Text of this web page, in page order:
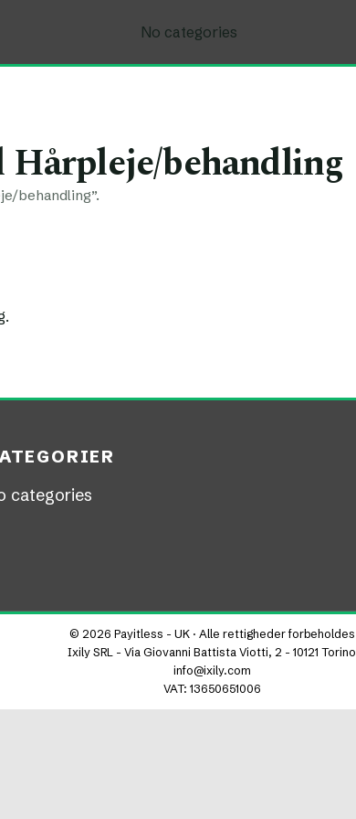
No categories
Hårpleje/behandling
behandling”.
categories
© 2026 Payitless - UK · Alle rettigheder forbeholdes
Ixily SRL - Via Giovanni Battista Viotti, 2 - 10121 Torino
info@ixily.com
VAT: 13650651006